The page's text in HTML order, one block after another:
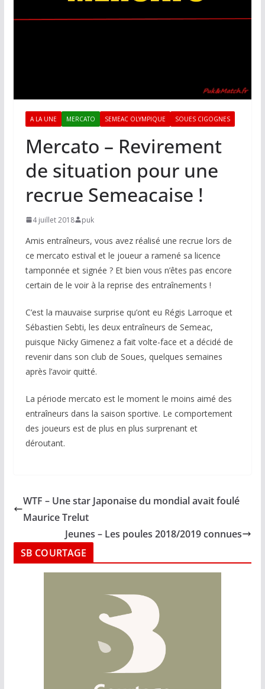
A LA UNE MERCATO SEMEAC OLYMPIQUE SOUES CIGOGNES
Mercato – Revirement
de situation pour une
recrue Semeacaise !
4 juillet 2018 puk
Amis entraîneurs, vous avez réalisé une recrue lors de
ce mercato estival et le joueur a ramené sa licence
tamponnée et signée ? Et bien vous n’êtes pas encore
certain de le voir à la reprise des entraînements !
C’est la mauvaise surprise qu’ont eu Régis Larroque et
Sébastien Sebti, les deux entraîneurs de Semeac,
puisque Nicky Gimenez a fait volte-face et a décidé de
revenir dans son club de Soues, quelques semaines
après l’avoir quitté.
La période mercato est le moment le moins aimé des
entraîneurs dans la saison sportive. Le comportement
des joueurs est de plus en plus surprenant et
déroutant.
WTF – Une star Japonaise du mondial avait foulé
Maurice Trelut
Jeunes – Les poules 2018/2019 connues
SB COURTAGE